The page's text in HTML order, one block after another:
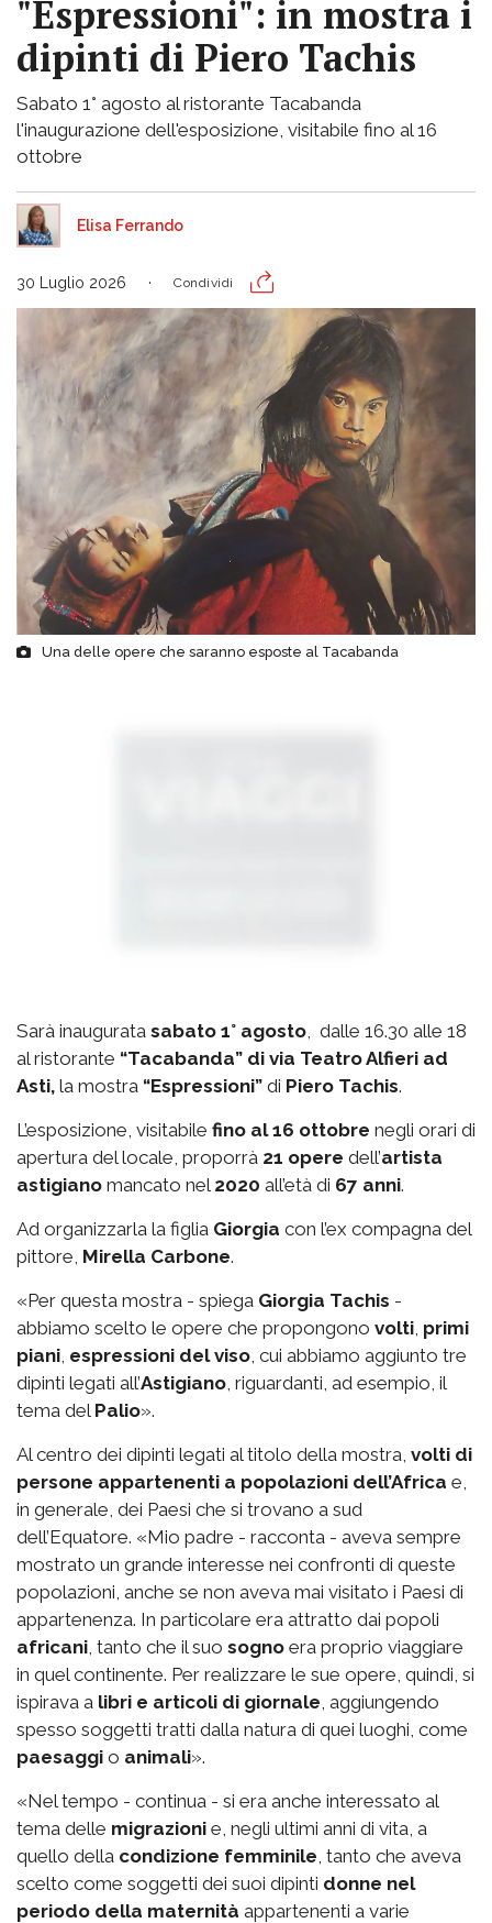
"Espressioni": in mostra i
dipinti di Piero Tachis
Sabato 1° agosto al ristorante Tacabanda
l'inaugurazione dell'esposizione, visitabile fino al 16
ottobre
Elisa Ferrando
30 Luglio 2026 Condividi
Una delle opere che saranno esposte al Tacabanda
Sarà inaugurata sabato 1° agosto , dalle 16.30 alle 18
al ristorante “Tacabanda” di via Teatro Alfieri ad
Asti, la mostra “Espressioni” di Piero Tachis.
L’esposizione, visitabile fino al 16 ottobre negli orari di
apertura del locale, proporrà 21 opere dell’artista
astigiano mancato nel 2020 all’età di 67 anni.
Ad organizzarla la figlia Giorgia con l’ex compagna del
pittore, Mirella Carbone.
«Per questa mostra - spiega Giorgia Tachis -
abbiamo scelto le opere che propongono volti primi
piani espressioni del viso , cui abbiamo aggiunto tre
dipinti legati all’Astigiano , riguardanti, ad esempio, il
tema del Palio».
Al centro dei dipinti legati al titolo della mostra, volti di
persone appartenenti a popolazioni dell’Africa e,
in generale, dei Paesi che si trovano a sud
dell’Equatore. «Mio padre - racconta - aveva sempre
mostrato un grande interesse nei confronti di queste
popolazioni, anche se non aveva mai visitato i Paesi di
appartenenza. In particolare era attratto dai popoli
africani , tanto che il suo sogno era proprio viaggiare
in quel continente. Per realizzare le sue opere, quindi, si
ispirava a libri e articoli di giornale , aggiungendo
spesso soggetti tratti dalla natura di quei luoghi, come
paesaggi o animali».
«Nel tempo - continua - si era anche interessato al
tema delle migrazioni e, negli ultimi anni di vita, a
quello della condizione femminile , tanto che aveva
scelto come soggetti dei suoi dipinti donne nel
periodo della maternità appartenenti a varie